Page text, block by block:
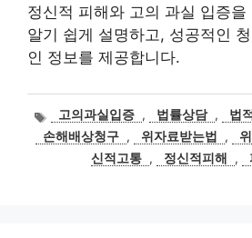
정신적 피해와 고의 과실 입증
알기 쉽게 설명하고, 성공적인
인 정보를 제공합니다.
태
그
고의과실입증 , 법률상담 , 법
손해배상청구 , 위자료받는법 ,
신적고통 , 정신적피해 ,